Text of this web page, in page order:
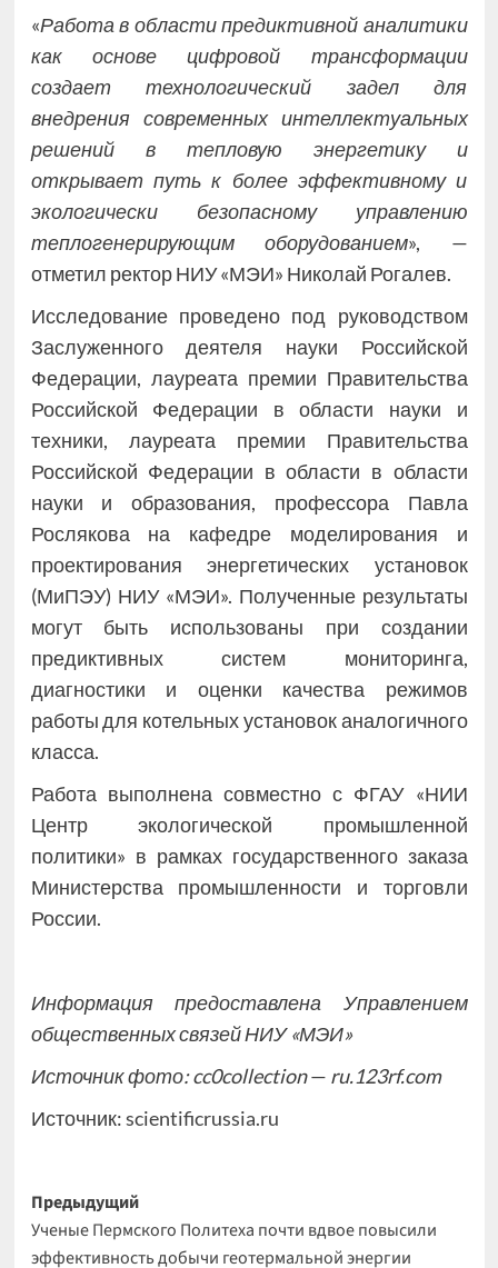
«Работа в области предиктивной аналитики
как основе цифровой трансформации
создает технологический задел для
внедрения современных интеллектуальных
решений в тепловую энергетику и
открывает путь к более эффективному и
экологически безопасному управлению
теплогенерирующим оборудованием», —
отметил ректор НИУ «МЭИ» Николай Рогалев.
Исследование проведено под руководством
Заслуженного деятеля науки Российской
Федерации, лауреата премии Правительства
Российской Федерации в области науки и
техники, лауреата премии Правительства
Российской Федерации в области в области
науки и образования, профессора Павла
Рослякова на кафедре моделирования и
проектирования энергетических установок
(МиПЭУ) НИУ «МЭИ». Полученные результаты
могут быть использованы при создании
предиктивных систем мониторинга,
диагностики и оценки качества режимов
работы для котельных установок аналогичного
класса.
Работа выполнена совместно с ФГАУ «НИИ
Центр экологической промышленной
политики» в рамках государственного заказа
Министерства промышленности и торговли
России​.
Информация предоставлена Управлением
общественных связей НИУ «МЭИ»
Источник фото: cc0collection— ru.123rf.com
Источник:scientificrussia.ru
Навигация
записи
Предыдущий
Ученые Пермского Политеха почти вдвое повысили
эффективность добычи геотермальной энергии